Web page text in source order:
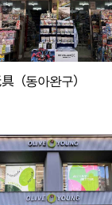
（동아완구）